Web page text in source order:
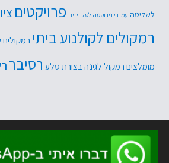
לשליטה עמודי נירוסטה לטלוויזיה פרויקטים
רמקולים לקולנוע ביתי רמקולים
מומלצים רמקול לגינה בצורת סלע רסיבר